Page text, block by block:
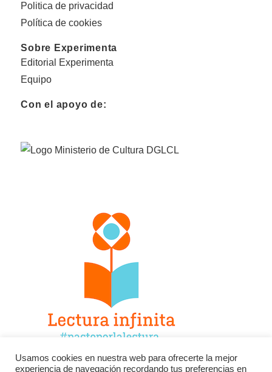
Politica de privacidad
Política de cookies
Sobre Experimenta
Editorial Experimenta
Equipo
Con el apoyo de:
Usamos cookies en nuestra web para ofrecerte la mejor
experiencia de navegación recordando tus preferencias en